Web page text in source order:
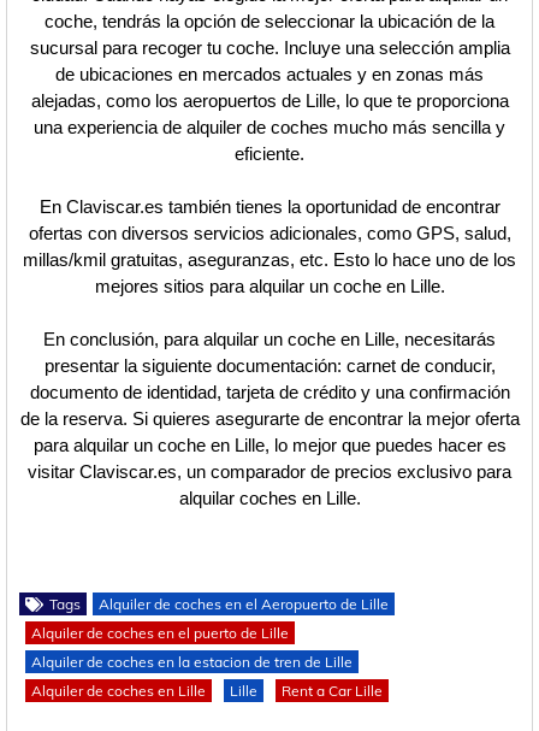
coche, tendrás la opción de seleccionar la ubicación de la
sucursal para recoger tu coche. Incluye una selección amplia
de ubicaciones en mercados actuales y en zonas más
alejadas, como los aeropuertos de Lille, lo que te proporciona
una experiencia de alquiler de coches mucho más sencilla y
eficiente.
En Claviscar.es también tienes la oportunidad de encontrar
ofertas con diversos servicios adicionales, como GPS, salud,
millas/kmil gratuitas, aseguranzas, etc. Esto lo hace uno de los
mejores sitios para alquilar un coche en Lille.
En conclusión, para alquilar un coche en Lille, necesitarás
presentar la siguiente documentación: carnet de conducir,
documento de identidad, tarjeta de crédito y una confirmación
de la reserva. Si quieres asegurarte de encontrar la mejor oferta
para alquilar un coche en Lille, lo mejor que puedes hacer es
visitar Claviscar.es, un comparador de precios exclusivo para
alquilar coches en Lille.
Tags
Alquiler de coches en el Aeropuerto de Lille
Alquiler de coches en el puerto de Lille
Alquiler de coches en la estacion de tren de Lille
Alquiler de coches en Lille
Lille Rent a Car Lille